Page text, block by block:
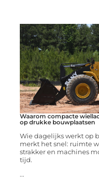
Waarom compacte
op drukke bouwplaatsen
Wie dagelijks werkt op
merkt het snel: ruimte
strakker en machines
tijd.
...